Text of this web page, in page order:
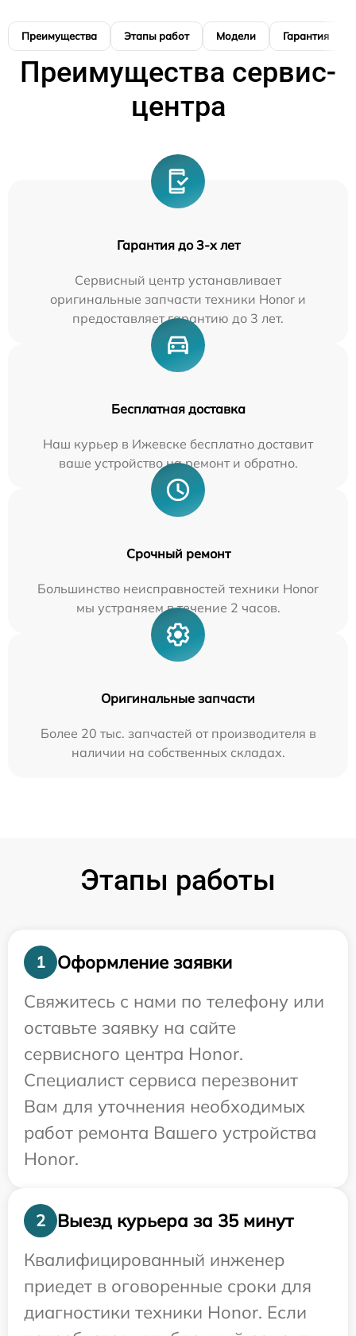
Преимущества Этапы работ Модели Гарантия
Преимущества сервис-
центра
Гарантия до 3-х лет
Сервисный центр устанавливает
оригинальные запчасти техники Honor и
предоставляет гарантию до 3 лет.
Бесплатная доставка
Наш курьер в Ижевске бесплатно доставит
ваше устройство на ремонт и обратно.
Срочный ремонт
Большинство неисправностей техники Honor
мы устраняем в течение 2 часов.
Оригинальные запчасти
Более 20 тыс. запчастей от производителя в
наличии на собственных складах.
Этапы работы
1
Оформление заявки
Свяжитесь с нами по телефону или
оставьте заявку на сайте
сервисного центра Honor.
Специалист сервиса перезвонит
Вам для уточнения необходимых
работ ремонта Вашего устройства
Honor.
2
Выезд курьера за 35 минут
Квалифицированный инженер
приедет в оговоренные сроки для
диагностики техники Honor. Если